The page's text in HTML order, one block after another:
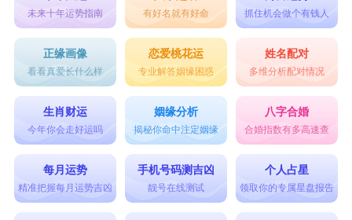
未来十年运势指南 有好名就有好命 抓住机会做个有钱人
正缘画像
看看真爱长什么样
恋爱桃花运
专业解答姻缘困惑
姓名配对
多维分析配对情况
生肖财运
今年你会走好运吗
姻缘分析
揭秘你命中注定姻缘
八字合婚
合婚指数有多高速查
每月运势
精准把握每月运势吉凶
手机号码测吉凶
靓号在线测试
个人占星
领取你的专属星盘报告